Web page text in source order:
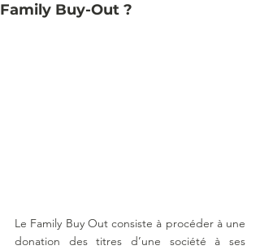
Family Buy-Out ?
Le Family Buy Out consiste à procéder à une
donation des titres d’une société à ses